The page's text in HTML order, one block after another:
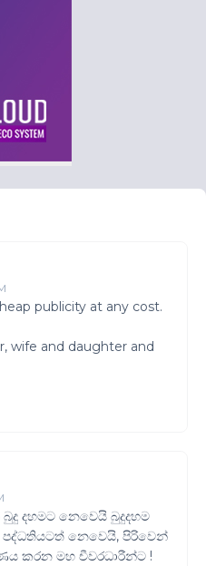
publicity at any cost.
wife and daughter and
දහමට නෙවෙයි බුදුදහම
නෙවෙයි, පිරිවෙන්
කරන මහ චීවරධාරීන්ට !